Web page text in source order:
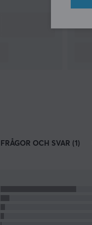
FRÅGOR OCH SVAR (1)